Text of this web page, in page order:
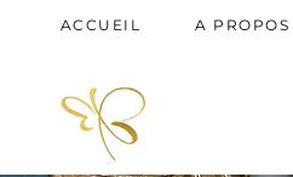
ACCUEIL A PROPOS